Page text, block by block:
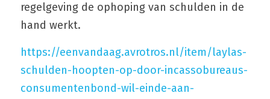
regelgeving de ophoping van schulden in de
hand werkt.
https://eenvandaag.avrotros.nl/item/laylas-
schulden-hoopten-op-door-incassobureaus-
consumentenbond-wil-einde-aan-